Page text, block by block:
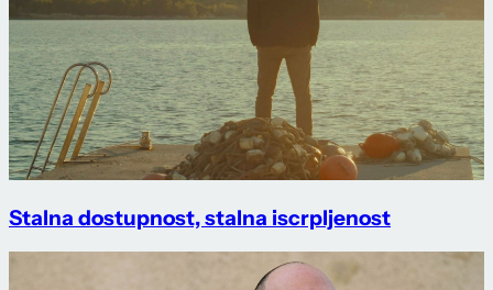
Stalna dostupnost, stalna iscrpljenost